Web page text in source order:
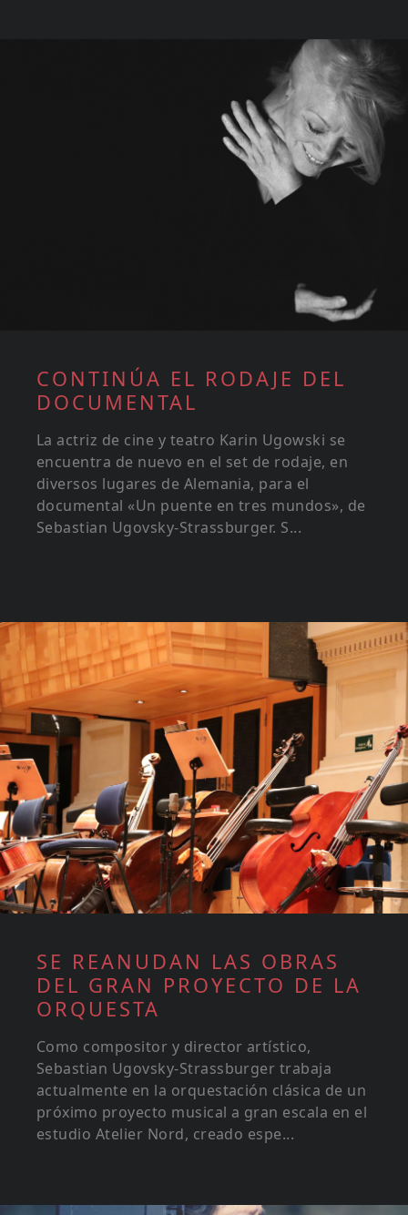
CONTINÚA EL RODAJE DEL
DOCUMENTAL
La actriz de cine y teatro Karin Ugowski se
encuentra de nuevo en el set de rodaje, en
diversos lugares de Alemania, para el
documental «Un puente en tres mundos», de
Sebastian Ugovsky-Strassburger. S...
SE REANUDAN LAS OBRAS
DEL GRAN PROYECTO DE LA
ORQUESTA
Como compositor y director artístico,
Sebastian Ugovsky-Strassburger trabaja
actualmente en la orquestación clásica de un
próximo proyecto musical a gran escala en el
estudio Atelier Nord, creado espe...